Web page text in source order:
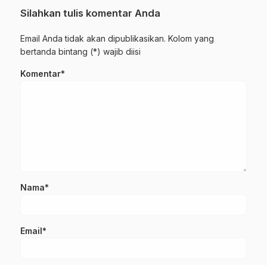
Silahkan tulis komentar Anda
Email Anda tidak akan dipublikasikan. Kolom yang
bertanda bintang (*) wajib diisi
Komentar*
Nama*
Email*